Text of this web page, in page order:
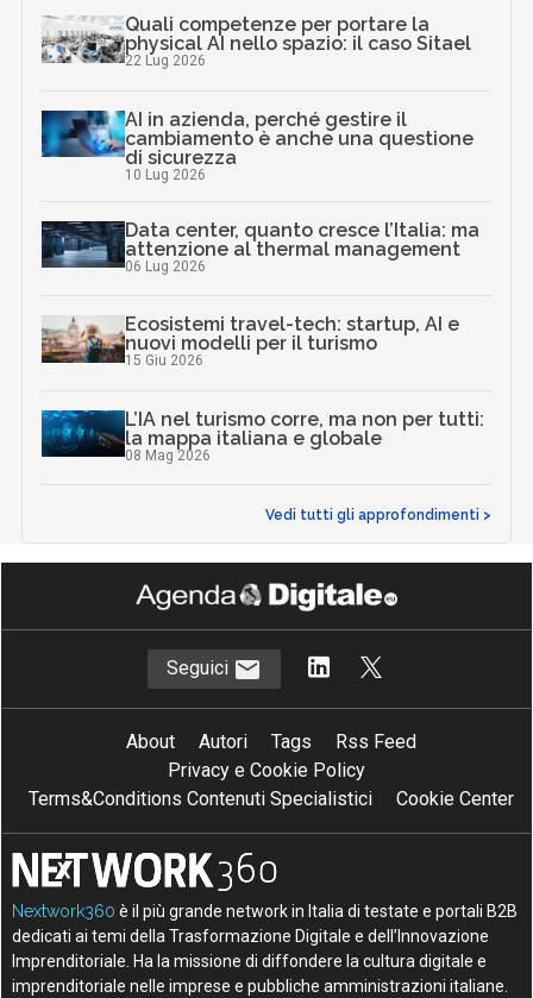
Quali competenze per portare la
physical AI nello spazio: il caso Sitael
22 Lug 2026
AI in azienda, perché gestire il
cambiamento è anche una questione
di sicurezza
10 Lug 2026
Data center, quanto cresce l’Italia: ma
attenzione al thermal management
06 Lug 2026
Ecosistemi travel-tech: startup, AI e
nuovi modelli per il turismo
15 Giu 2026
L’IA nel turismo corre, ma non per tutti:
la mappa italiana e globale
08 Mag 2026
Vedi tutti gli approfondimenti >
Seguici
About Autori Tags
Rss Feed
Privacy e Cookie Policy
Terms&Conditions Contenuti Specialistici
Cookie Center
Nextwork360 è il più grande network in Italia di testate e portali B2B
dedicati ai temi della Trasformazione Digitale e dell’Innovazione
Imprenditoriale. Ha la missione di diffondere la cultura digitale e
imprenditoriale nelle imprese e pubbliche amministrazioni italiane.